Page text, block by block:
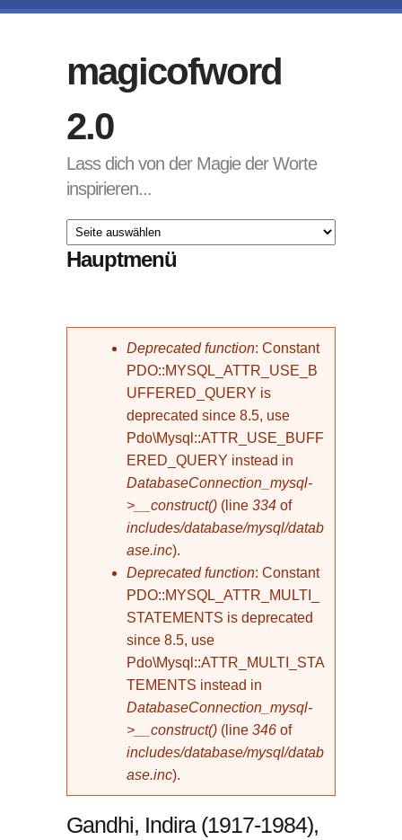
magicofword
2.0
Lass dich von der Magie der Worte
inspirieren...
Hauptmenü
Fehlermeldung
Deprecated function: Constant
PDO::MYSQL_ATTR_USE_B
UFFERED_QUERY is
deprecated since 8.5, use
Pdo\Mysql::ATTR_USE_BUFF
ERED_QUERY instead in
DatabaseConnection_mysql-
>__construct() (line 334 of
includes/database/mysql/datab
ase.inc).
Deprecated function: Constant
PDO::MYSQL_ATTR_MULTI_
STATEMENTS is deprecated
since 8.5, use
Pdo\Mysql::ATTR_MULTI_STA
TEMENTS instead in
DatabaseConnection_mysql-
>__construct() (line 346 of
includes/database/mysql/datab
ase.inc).
Gandhi, Indira (1917-1984),